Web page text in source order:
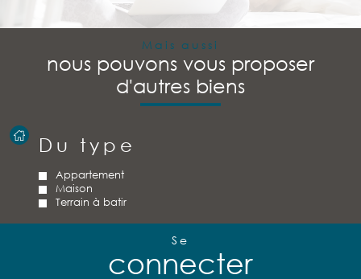
Mais aussi
nous pouvons vous proposer
d'autres biens
Du type
Appartement
Maison
Terrain à batir
Se
connecter